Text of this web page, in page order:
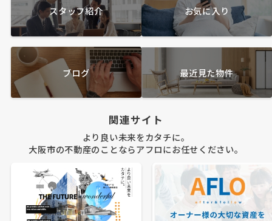
スタッフ紹介 お気に入り
ブログ 最近見た物件
関連サイト
より良い未来をカタチに。
大阪市の不動産のことならアフロにお任せください。